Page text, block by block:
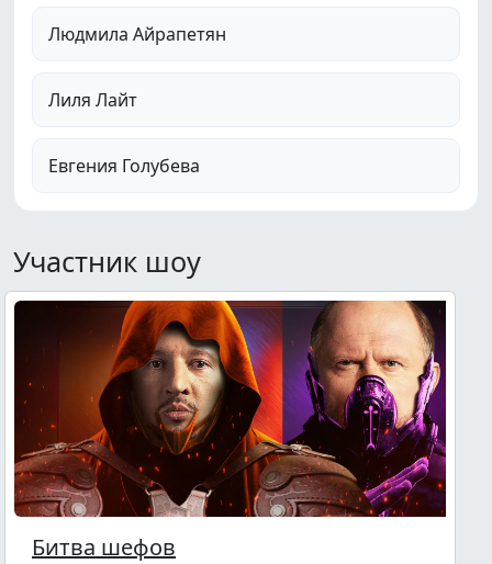
Людмила Айрапетян
Лиля Лайт
Евгения Голубева
Участник шоу
Битва шефов